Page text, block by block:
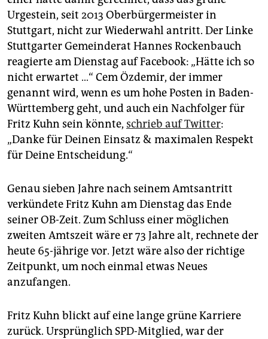
abo
genossenschaft
epaper login
Urgestein, seit 2013 Oberbürgermeister in
Stuttgart, nicht zur Wiederwahl antritt. Der Linke
Stuttgarter Gemeinderat Hannes Rockenbauch
reagierte am Dienstag auf Facebook: „Hätte ich so
nicht erwartet …“ Cem Özdemir, der immer
genannt wird, wenn es um hohe Posten in Baden-
Württemberg geht, und auch ein Nachfolger für
Fritz Kuhn sein könnte, schrieb auf Twitter:
„Danke für Deinen Einsatz & maximalen Respekt
für Deine Entscheidung.“
Genau sieben Jahre nach seinem Amtsantritt
verkündete Fritz Kuhn am Dienstag das Ende
seiner OB-Zeit. Zum Schluss einer möglichen
zweiten Amtszeit wäre er 73 Jahre alt, rechnete der
heute 65-jährige vor. Jetzt wäre also der richtige
Zeitpunkt, um noch einmal etwas Neues
anzufangen.
Fritz Kuhn blickt auf eine lange grüne Karriere
zurück. Ursprünglich SPD-Mitglied, war der